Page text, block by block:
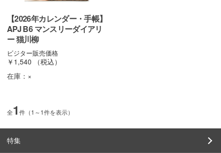
【2026年カレンダー・手帳】
APJ B6 マンスリーダイアリ
ー 猫川柳
ビジター販売価格
￥1,540
（税込）
在庫： ×
全1 件（1～1件を表示）
特集